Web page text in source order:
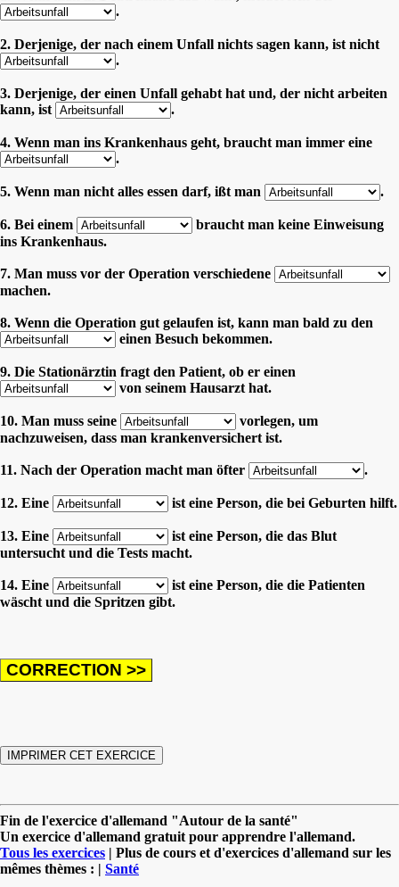
.
2. Derjenige, der nach einem Unfall nichts sagen kann, ist nicht
.
3. Derjenige, der einen Unfall gehabt hat und, der nicht arbeiten
kann, ist
.
4. Wenn man ins Krankenhaus geht, braucht man immer eine
.
5. Wenn man nicht alles essen darf, ißt man .
6. Bei einem
braucht man keine Einweisung
ins Krankenhaus.
7. Man muss vor der Operation verschiedene
machen.
8. Wenn die Operation gut gelaufen ist, kann man bald zu den
einen Besuch bekommen.
9. Die Stationärztin fragt den Patient, ob er einen
von seinem Hausarzt hat.
10. Man muss seine
vorlegen, um
nachzuweisen, dass man krankenversichert ist.
11. Nach der Operation macht man öfter .
12. Eine ist eine Person, die bei Geburten hilft.
13. Eine
ist eine Person, die das Blut
untersucht und die Tests macht.
14. Eine
ist eine Person, die die Patienten
wäscht und die Spritzen gibt.
Fin de l'exercice d'allemand "Autour de la santé"
Un exercice d'allemand gratuit pour apprendre l'allemand.
Tous les exercices | Plus de cours et d'exercices d'allemand sur les
mêmes thèmes : | Santé